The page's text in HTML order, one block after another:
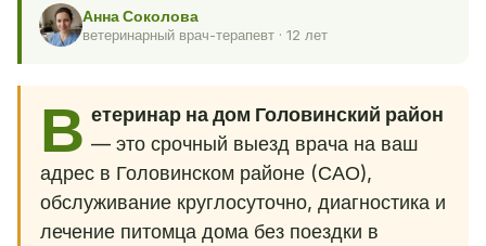
Анна Соколова
ветеринарный врач-терапевт · 12 лет
В етеринар на дом Головинский район
— это срочный выезд врача на ваш
адрес в Головинском районе (САО),
обслуживание круглосуточно, диагностика и
лечение питомца дома без поездки в